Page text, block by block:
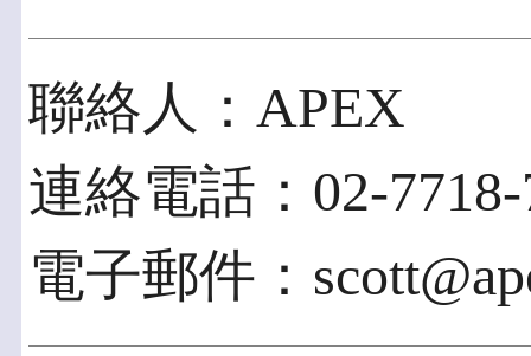
聯絡人：APEX
連絡電話：02-
電子郵件：